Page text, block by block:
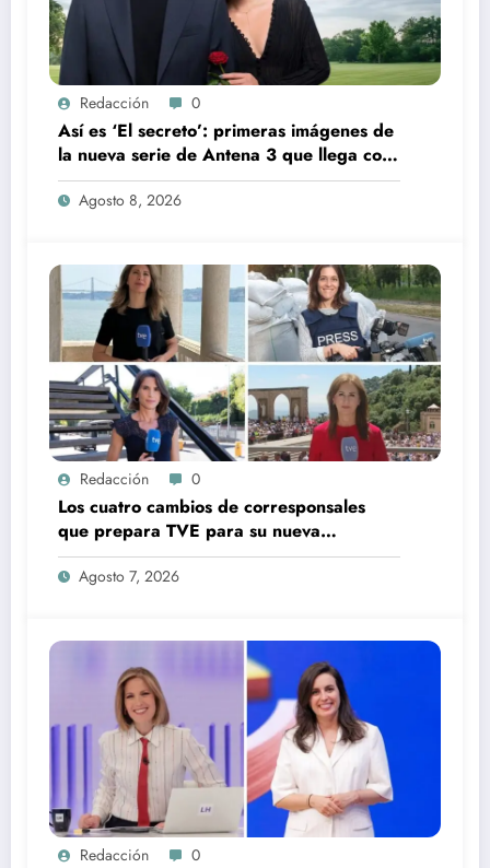
Redacción 0
Así es ‘El secreto’: primeras imágenes de
la nueva serie de Antena 3 que llega con
una verdad brutal
Agosto 8, 2026
Redacción 0
Los cuatro cambios de corresponsales
que prepara TVE para su nueva
temporada
Agosto 7, 2026
Redacción 0